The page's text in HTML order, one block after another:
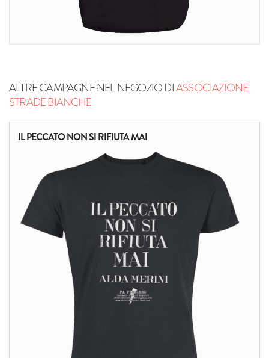
ALTRE CAMPAGNE NEL NEGOZIO DIASSOCIAZIONE
STRADE BIANCHE
IL PECCATO NON SI RIFIUTA MAI